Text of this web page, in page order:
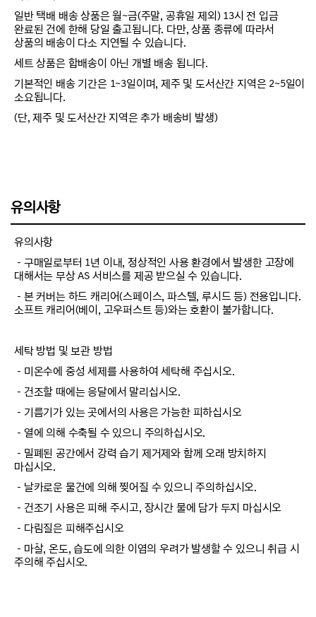
일반 택배 배송 상품은 월~금(주말, 공휴일 제외) 13시 전 입금
완료된 건에 한해 당일 출고됩니다. 다만, 상품 종류에 따라서
상품의 배송이 다소 지연될 수 있습니다.
세트 상품은 합배송이 아닌 개별 배송 됩니다.
기본적인 배송 기간은 1~3일이며, 제주 및 도서산간 지역은 2~5일이
소요됩니다.
(단, 제주 및 도서산간 지역은 추가 배송비 발생)
유의사항
유의사항
－구매일로부터 1년 이내, 정상적인 사용 환경에서 발생한 고장에
대해서는 무상 AS 서비스를 제공 받으실 수 있습니다.
－본 커버는 하드 캐리어(스페이스, 파스텔, 루시드 등) 전용입니다.
소프트 캐리어(베이, 고우퍼스트 등)와는 호환이 불가합니다.
세탁 방법 및 보관 방법
－미온수에 중성 세제를 사용하여 세탁해 주십시오.
－건조할 때에는 응달에서 말리십시오.
－기름기가 있는 곳에서의 사용은 가능한 피하십시오
－열에 의해 수축될 수 있으니 주의하십시오.
－밀폐된 공간에서 강력 습기 제거제와 함께 오래 방치하지
마십시오.
－날카로운 물건에 의해 찢어질 수 있으니 주의하십시오.
－건조기 사용은 피해 주시고, 장시간 물에 담가 두지 마십시오
－다림질은 피해주십시오
－마찰, 온도, 습도에 의한 이염의 우려가 발생할 수 있으니 취급 시
주의해 주십시오.